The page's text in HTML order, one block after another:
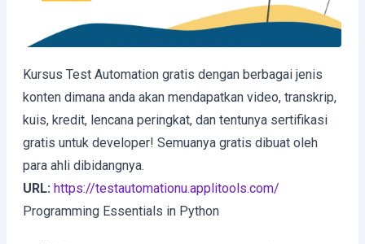
Kursus Test Automation gratis dengan berbagai jenis
konten dimana anda akan mendapatkan video, transkrip,
kuis, kredit, lencana peringkat, dan tentunya sertifikasi
gratis untuk developer! Semuanya gratis dibuat oleh
para ahli dibidangnya.
URL: https://testautomationu.applitools.com/
Programming Essentials in Python